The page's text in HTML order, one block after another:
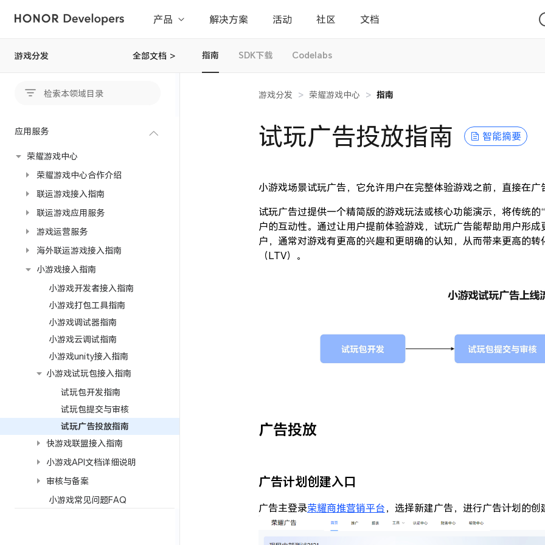
产品 解决方案 活动 社区 文档
游戏分发 全部文档 > 指南 SDK下载 Codelabs
应用服务
荣耀游戏中心
荣耀游戏中心合作介绍
联运游戏接入指南
联运游戏应用服务
游戏运营服务
海外联运游戏接入指南
小游戏接入指南
小游戏开发者接入指南
小游戏打包工具指南
小游戏调试器指南
小游戏云调试指南
小游戏unity接入指南
小游戏试玩包接入指南
试玩包开发指南
试玩包提交与审核
试玩广告投放指南
快游戏联盟接入指南
小游戏API文档详细说明
审核与备案
小游戏常见问题FAQ
游戏分发 > 荣耀游戏中心 > 指南
试玩广告投放指南 智能摘要
小游戏场景试玩广告，它允许用户在完整体验游戏之前，直接在广
试玩广告过提供一个精简版的游戏玩法或核心功能演示，将传统的
户的互动性。通过让用户提前体验游戏，试玩广告能帮助用户形
户，通常对游戏有更高的兴趣和更明确的认知，从而带来更高的
（LTV）。
广告投放
广告计划创建入口
广告主登录荣耀商推营销平台 ，选择新建广告，进行广告计划的创